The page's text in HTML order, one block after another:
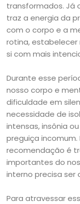
transformados. Já
traz a energia da
com o corpo e a
rotina, estabelecer
si com mais
Durante esse
nosso corpo e
dificuldade em
necessidade de
intensas, insônia
preguiça incomum.
recomendação é
importantes do
interno precisa ser
Para atravessar